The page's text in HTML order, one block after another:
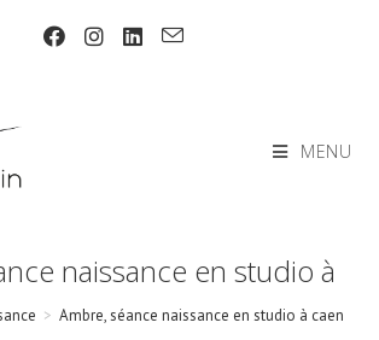
MENU
naissance en studio à
> Ambre, séance naissance en studio à caen